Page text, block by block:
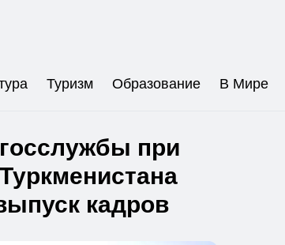
Туризм Образование В Мире
при
кадров